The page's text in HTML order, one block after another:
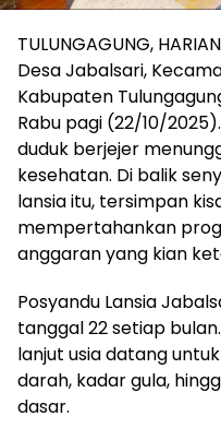
TULUNGAGUNG,
Desa Jabalsari,
Kabupaten
Rabu pagi (22/10/
duduk berjejer
kesehatan. Di balik
lansia itu, tersimpan
mempertahankan
anggaran yang kian
Posyandu Lansia
tanggal 22 setiap
lanjut usia datang
darah, kadar gula,
dasar.